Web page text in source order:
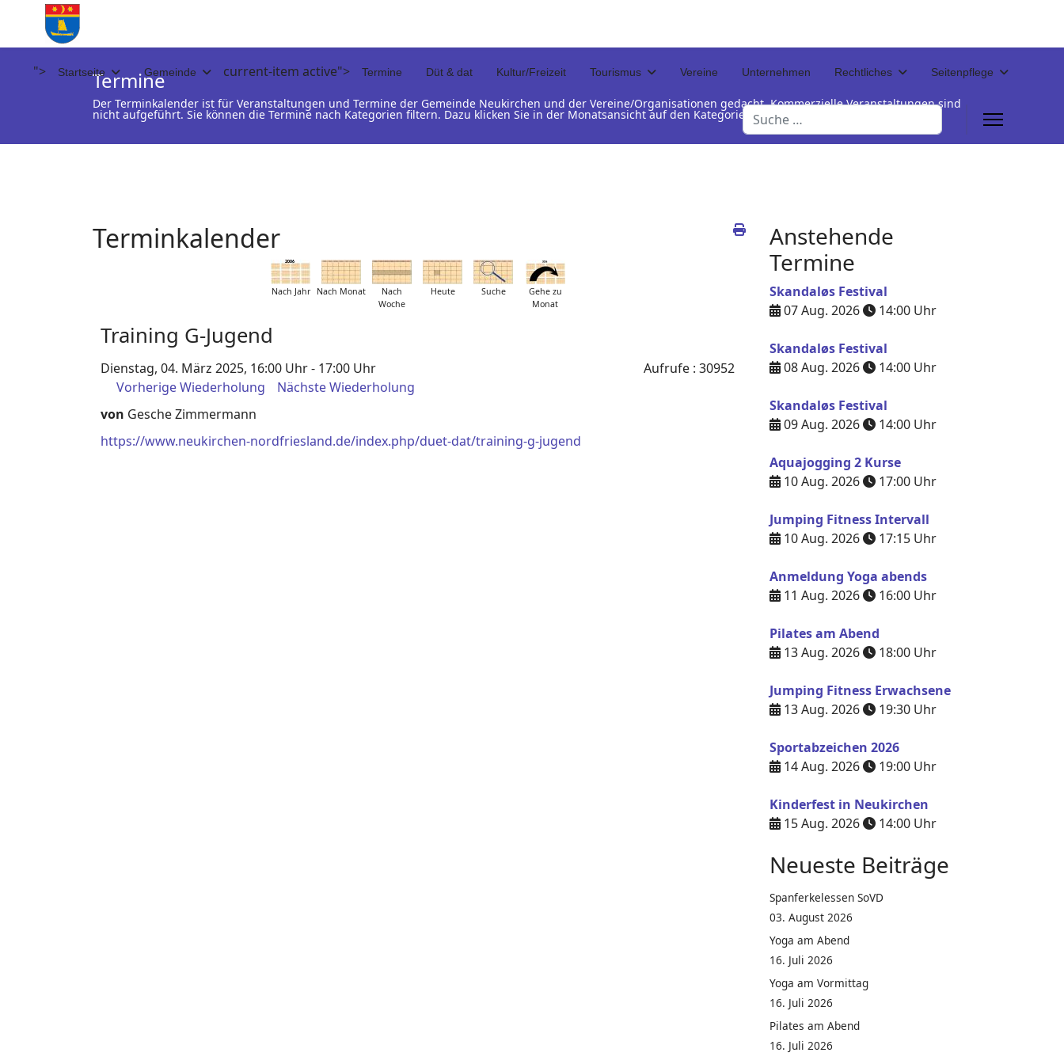
"> Startseite Gemeinde current-item active"> Termine Düt & dat Kultur/Freizeit Tourismus Vereine Unternehmen Rechtliches Seitenpflege
Suchen
Termine
Der Terminkalender ist für Veranstaltungen und Termine der Gemeinde Neukirchen und der Vereine/Organisationen gedacht. Kommerzielle Veranstaltungen sind
nicht aufgeführt. Sie können die Termine nach Kategorien filtern. Dazu klicken Sie in der Monatsansicht auf den Kategorienamen unterhalb der Termintabelle
Terminkalender
Nach Jahr Nach Monat
Nach
Woche
Heute Suche
Gehe zu
Monat
Training G-Jugend
Dienstag, 04. März 2025, 16:00 Uhr - 17:00 Uhr
Vorherige Wiederholung
Nächste Wiederholung
Aufrufe: 30952
von Gesche Zimmermann
https://www.neukirchen-nordfriesland.de/index.php/duet-dat/training-g-jugend
Anstehende
Termine
Skandaløs Festival
07 Aug. 2026
14:00 Uhr
Skandaløs Festival
08 Aug. 2026
14:00 Uhr
Skandaløs Festival
09 Aug. 2026
14:00 Uhr
Aquajogging 2 Kurse
10 Aug. 2026
17:00 Uhr
Jumping Fitness Intervall
10 Aug. 2026
17:15 Uhr
Anmeldung Yoga abends
11 Aug. 2026
16:00 Uhr
Pilates am Abend
13 Aug. 2026
18:00 Uhr
Jumping Fitness Erwachsene
13 Aug. 2026
19:30 Uhr
Sportabzeichen 2026
14 Aug. 2026
19:00 Uhr
Kinderfest in Neukirchen
15 Aug. 2026
14:00 Uhr
Neueste Beiträge
Spanferkelessen SoVD
03. August 2026
Yoga am Abend
16. Juli 2026
Yoga am Vormittag
16. Juli 2026
Pilates am Abend
16. Juli 2026